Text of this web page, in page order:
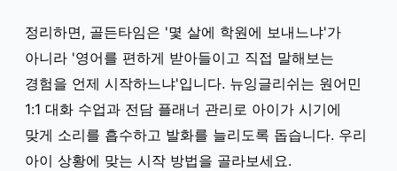
정리하면, 골든타임은 '몇 살에 학원에 보내느냐'가
아니라 '영어를 편하게 받아들이고 직접 말해보는
경험을 언제 시작하느냐'입니다. 뉴잉글리쉬는 원어민
1:1 대화 수업과 전담 플래너 관리로 아이가 시기에
맞게 소리를 흡수하고 발화를 늘리도록 돕습니다. 우리
아이 상황에 맞는 시작 방법을 골라보세요.